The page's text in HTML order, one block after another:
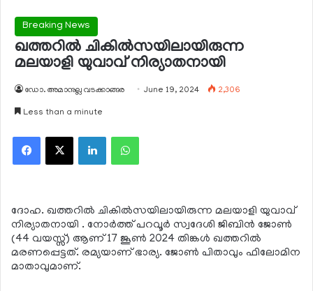
Breaking News
ഖത്തറില്‍ ചികില്‍സയിലായിരുന്ന
മലയാളി യുവാവ് നിര്യാതനായി
ഡോ. അമാനുല്ല വടക്കാങ്ങര June 19, 2024 2,306
Less than a minute
Facebook
X LinkedInWhatsApp
ദോഹ. ഖത്തറില്‍ ചികില്‍സയിലായിരുന്ന മലയാളി യുവാവ്
നിര്യാതനായി . നോര്‍ത്ത് പറവൂര്‍ സ്വദേശി ജിബിന്‍ ജോണ്‍
(44 വയസ്സ്) ആണ് 17 ജൂണ്‍ 2024 തിങ്കള്‍ ഖത്തറില്‍
മരണപ്പെട്ടത്. രമ്യയാണ് ഭാര്യ. ജോണ്‍ പിതാവും ഫിലോമിന
മാതാവുമാണ്.